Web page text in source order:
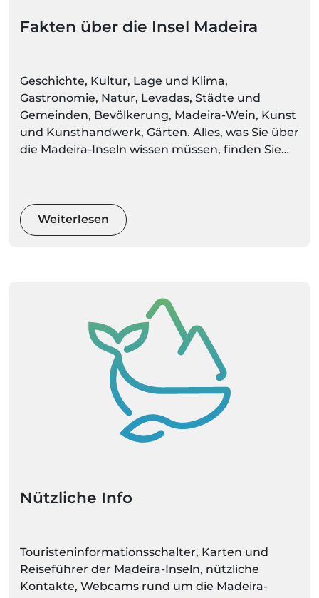
Fakten über die Insel Madeira
Geschichte, Kultur, Lage und Klima,
Gastronomie, Natur, Levadas, Städte und
Gemeinden, Bevölkerung, Madeira-Wein, Kunst
und Kunsthandwerk, Gärten. Alles, was Sie über
die Madeira-Inseln wissen müssen, finden Sie
Weiterlesen
Nützliche Info
Touristeninformationsschalter, Karten und
Reiseführer der Madeira-Inseln, nützliche
Kontakte, Webcams rund um die Madeira-